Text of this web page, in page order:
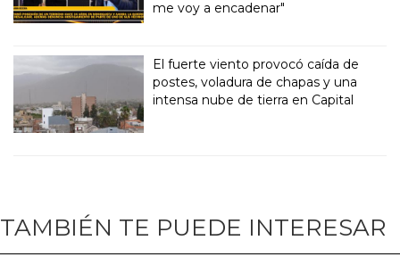
me voy a encadenar"
El fuerte viento provocó caída de
postes, voladura de chapas y una
intensa nube de tierra en Capital
TAMBIÉN TE PUEDE INTERESAR